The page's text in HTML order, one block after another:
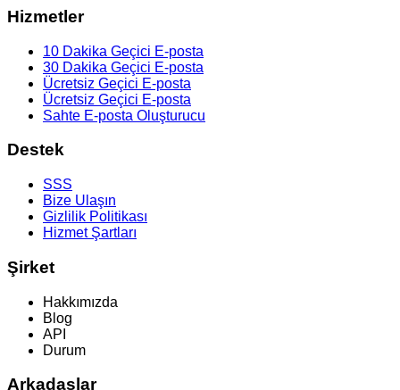
Hizmetler
10 Dakika Geçici E-posta
30 Dakika Geçici E-posta
Ücretsiz Geçici E-posta
Ücretsiz Geçici E-posta
Sahte E-posta Oluşturucu
Destek
SSS
Bize Ulaşın
Gizlilik Politikası
Hizmet Şartları
Şirket
Hakkımızda
Blog
API
Durum
Arkadaşlar